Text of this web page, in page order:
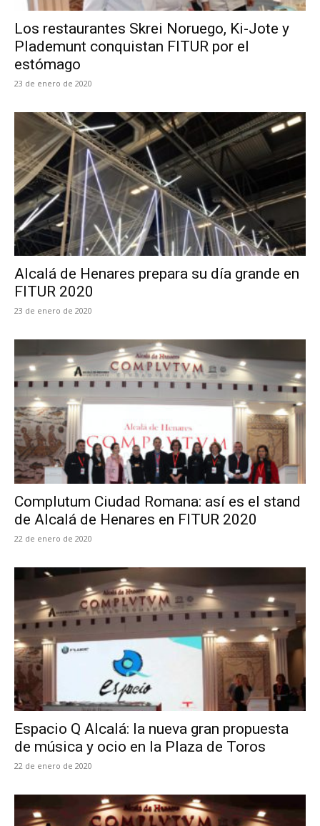
Los restaurantes Skrei Noruego, Ki-Jote y
Plademunt conquistan FITUR por el
estómago
23 de enero de 2020
Alcalá de Henares prepara su día grande en
FITUR 2020
23 de enero de 2020
Complutum Ciudad Romana: así es el stand
de Alcalá de Henares en FITUR 2020
22 de enero de 2020
Espacio Q Alcalá: la nueva gran propuesta
de música y ocio en la Plaza de Toros
22 de enero de 2020